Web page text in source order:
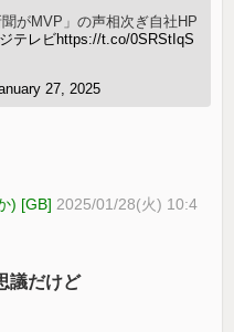
がMVP」の声相次ぎ自社HP
テレビhttps://t.co/0SRStIqS
27, 2025
) [GB] 2025/01/28(火) 10:4
議だけど